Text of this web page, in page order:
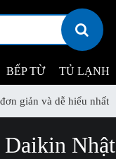
BẾP TỪ TỦ LẠNH
giản và dễ hiểu nhất
Daikin